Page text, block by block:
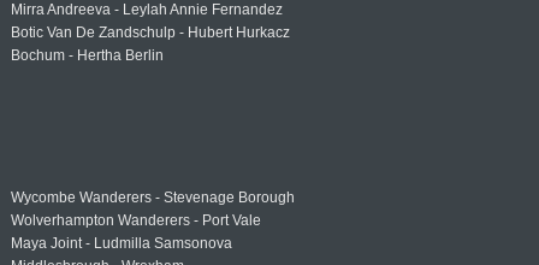
Mirra Andreeva - Leylah Annie Fernandez
Botic Van De Zandschulp - Hubert Hurkacz
Bochum - Hertha Berlin
Wycombe Wanderers - Stevenage Borough
Wolverhampton Wanderers - Port Vale
Maya Joint - Ludmilla Samsonova